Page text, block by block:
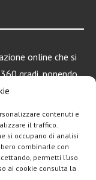
contenuti e
il traffico.
si occupano di analisi
combinarle con
permetti l’uso
ai cookie consulta la
online che si
gradi, ponendo
Apple e